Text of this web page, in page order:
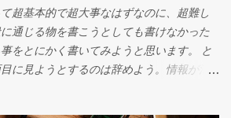
タリストのシグネチャーを買うのと同
ンドメンバーからキックされたらしょう
すよね。 プレイング面でも、そもそもの
は難しい面があります。 5弦ベースのデメ
らな笑なるべく軽くというのは意識して
関してはFractalのAx-8、これをラインで
テージ上が寂しくなるのは嫌なのでパワ
る。 Fractalのフロアモデルのみですね…
超基本的で超大事なはずなのに、超難し
通じる物を書こうとしても書けなかった
をとにかく書いてみようと思います。 と
に見ようとするのは辞めよう。情報が氾